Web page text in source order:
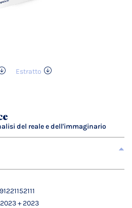
Estratto
del reale e dell'immaginario
2023 + 2023